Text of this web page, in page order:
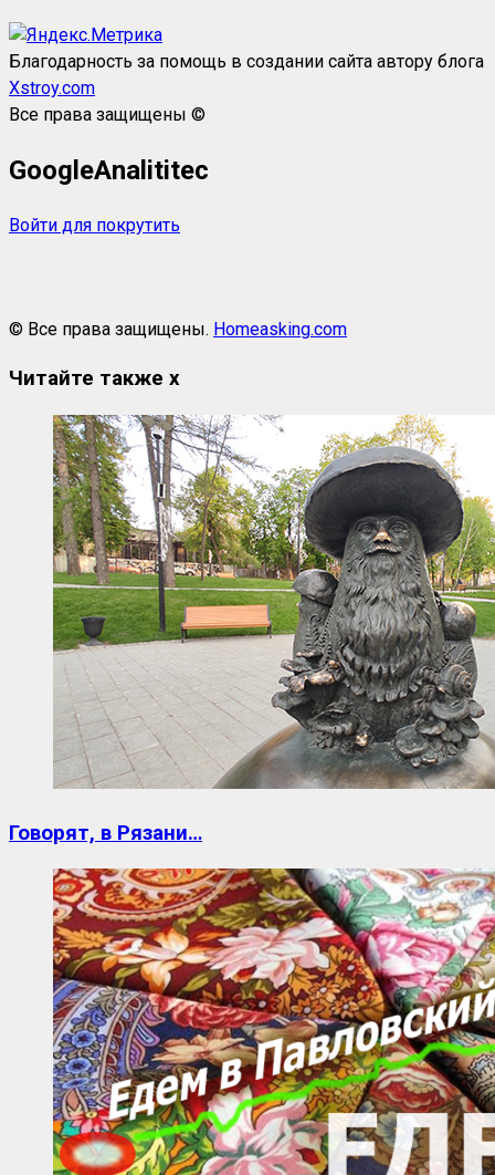
Благодарность за помощь в создании сайта автору блога
Xstroy.com
Все права защищены ©
GoogleAnalititec
Войти для покрутить
© Все права защищены. Homeasking.com
Читайте также x
Говорят, в Рязани…